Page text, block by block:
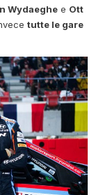
Wydaeghe e Ott
tutte le gare